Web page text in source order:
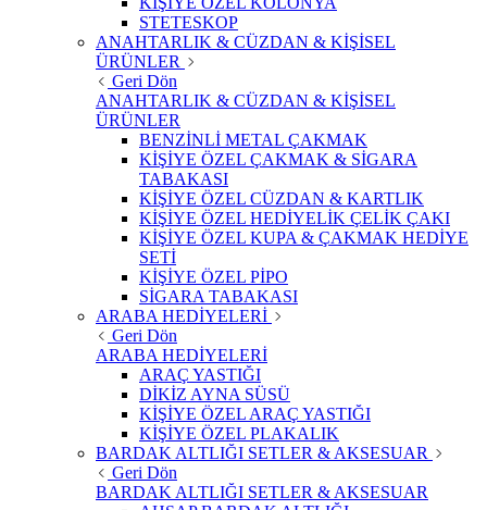
STETESKOP
ANAHTARLIK & CÜZDAN & KİŞİSEL
ÜRÜNLER
Geri Dön
ANAHTARLIK & CÜZDAN & KİŞİSEL
ÜRÜNLER
BENZİNLİ METAL ÇAKMAK
KİŞİYE ÖZEL ÇAKMAK & SİGARA
TABAKASI
KİŞİYE ÖZEL CÜZDAN & KARTLIK
KİŞİYE ÖZEL HEDİYELİK ÇELİK ÇAKI
KİŞİYE ÖZEL KUPA & ÇAKMAK HEDİYE
SETİ
KİŞİYE ÖZEL PİPO
SİGARA TABAKASI
ARABA HEDİYELERİ
Geri Dön
ARABA HEDİYELERİ
ARAÇ YASTIĞI
DİKİZ AYNA SÜSÜ
KİŞİYE ÖZEL ARAÇ YASTIĞI
KİŞİYE ÖZEL PLAKALIK
BARDAK ALTLIĞI SETLER & AKSESUAR
Geri Dön
BARDAK ALTLIĞI SETLER & AKSESUAR